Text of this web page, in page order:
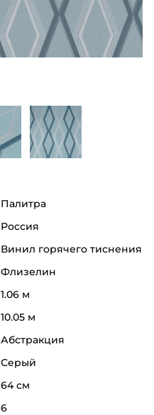
Палитра
Россия
Винил горячего тиснения
Флизелин
1.06 м
10.05 м
Абстракция
Серый
64 см
6